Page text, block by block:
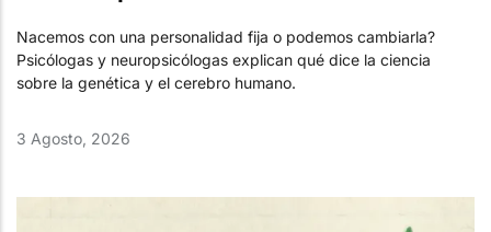
Nacemos con una personalidad fija o podemos cambiarla?
Psicólogas y neuropsicólogas explican qué dice la ciencia
sobre la genética y el cerebro humano.
3 Agosto, 2026